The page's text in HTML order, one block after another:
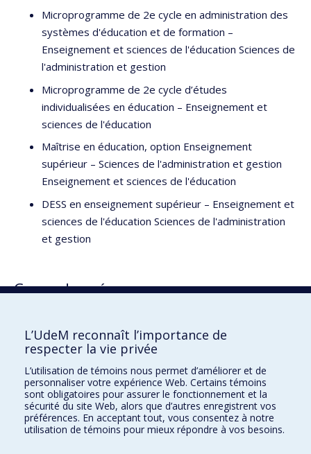
Microprogramme de 2e cycle en administration des
systèmes d'éducation et de formation –
Enseignement et sciences de l'éducation Sciences de
l'administration et gestion
Microprogramme de 2e cycle d’études
individualisées en éducation – Enseignement et
sciences de l'éducation
Maîtrise en éducation, option Enseignement
supérieur – Sciences de l'administration et gestion
Enseignement et sciences de l'éducation
DESS en enseignement supérieur – Enseignement et
sciences de l'éducation Sciences de l'administration
et gestion
Cours donnés
Faculté des sciences de l'éducation
Pavillon Marie-Victorin
90, avenue Vincent-d'Indy
Montréal (Québec) H2V 2S9
L’UdeM reconnaît l’importance de
respecter la vie privée
L’utilisation de témoins nous permet d’améliorer et de
personnaliser votre expérience Web. Certains témoins
sont obligatoires pour assurer le fonctionnement et la
sécurité du site Web, alors que d’autres enregistrent vos
préférences. En acceptant tout, vous consentez à notre
utilisation de témoins pour mieux répondre à vos besoins.